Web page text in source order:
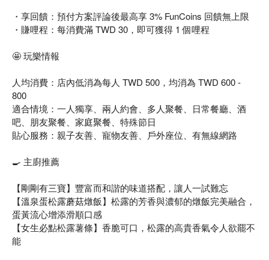
・享回饋：預付方案評論後最高享 3% FunCoins 回饋無上限
・賺哩程：每消費滿 TWD 30，即可獲得 1 個哩程
🤩 玩樂情報
人均消費：店內低消為每人 TWD 500，均消為 TWD 600 -
800
適合情境：一人獨享、兩人約會、多人聚餐、日常餐廳、酒
吧、朋友聚餐、家庭聚餐、特殊節日
貼心服務：親子友善、寵物友善、戶外座位、有無線網路
🍳 主廚推薦
【剛剛有三寶】豐富而和諧的味道搭配，讓人一試難忘
【溫泉蛋松露蘑菇燉飯】松露的芳香與濃郁的燉飯完美融合，
蛋黃流心增添滑順口感
【女生必點松露薯條】香脆可口，松露的高貴香氣令人欲罷不
能